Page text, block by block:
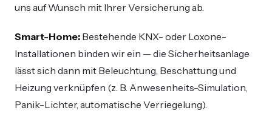
uns auf Wunsch mit Ihrer Versicherung ab.
Smart-Home: Bestehende KNX- oder Loxone-
Installationen binden wir ein — die Sicherheitsanlage
lässt sich dann mit Beleuchtung, Beschattung und
Heizung verknüpfen (z. B. Anwesenheits-Simulation,
Panik-Lichter, automatische Verriegelung).